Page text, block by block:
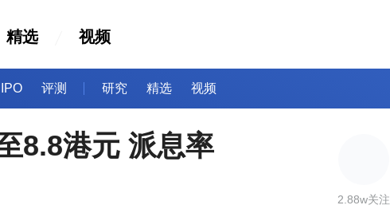
精选 视频
IPO 评测 研究 精选 视频
2.88w关注
8.8港元 派息率